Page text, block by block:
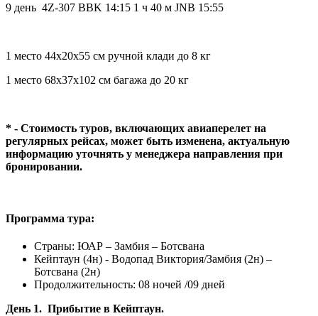
9 день 4Z-307 BBK 14:15 1 ч 40 м JNB 15:55
1 место 44x20x55 см ручной клади до 8 кг
1 место 68x37x102 см багажа до 20 кг
* - Стоимость туров, включающих авиаперелет на
регулярных рейсах, может быть изменена, актуальную
информацию уточнять у менеджера направления при
бронировании.
Программа тура:
Страны: ЮАР – Замбия – Ботсвана
Кейптаун (4н) - Водопад Виктория/Замбия (2н) –
Ботсвана (2н)
Продолжительность: 08 ночей /09 дней
День 1. Прибытие в Кейптаун.